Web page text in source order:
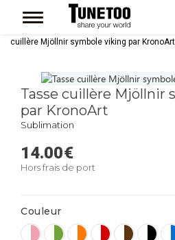
Accessoires Casquettes
cuillère Mjöllnir symbole viking par KronoArt
Tasse cuillère Mjöllnir
par KronoArt
Sublimation
14.00€
Hors frais de port
Couleur